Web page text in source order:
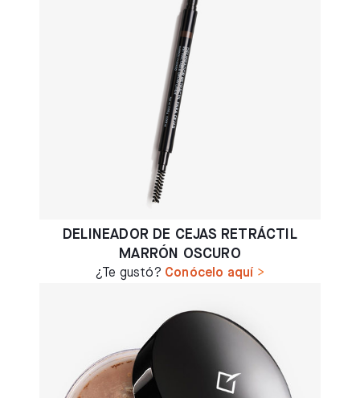
DELINEADOR DE CEJAS RETRÁCTIL
MARRÓN OSCURO
¿Te gustó? Conócelo aquí >